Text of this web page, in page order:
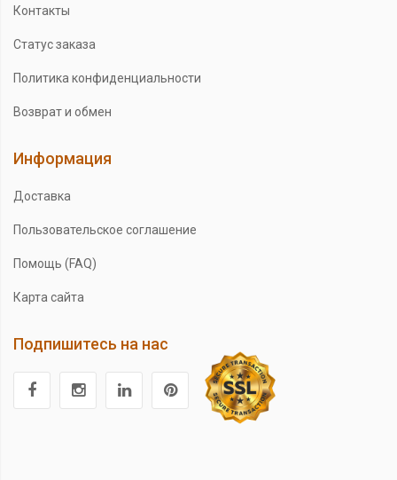
Контакты
Статус заказа
Политика конфиденциальности
Возврат и обмен
Информация
Доставка
Пользовательское соглашение
Помощь (FAQ)
Карта сайта
Подпишитесь на нас